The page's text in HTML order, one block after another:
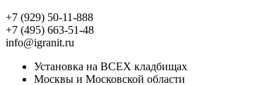
+7 (929) 50-11-888
+7 (495) 663-51-48
info@igranit.ru
Установка на ВСЕХ кладбищах
Москвы и Московской области